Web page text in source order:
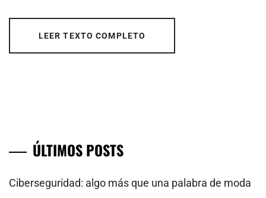
LEER TEXTO COMPLETO
ÚLTIMOS POSTS
Ciberseguridad: algo más que una palabra de moda